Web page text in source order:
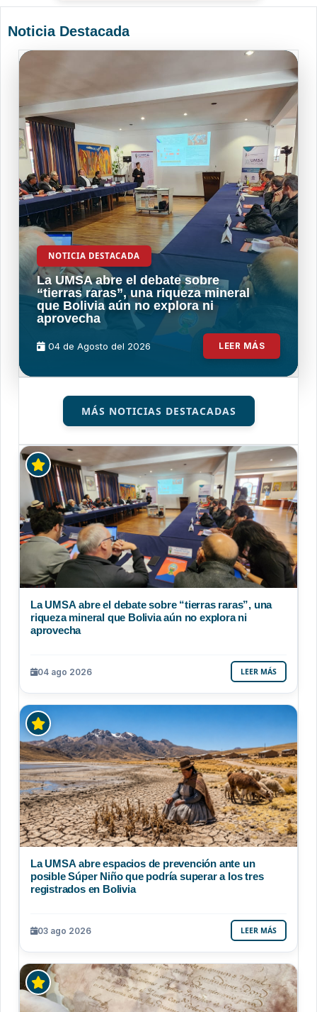
Noticia Destacada
NOTICIA DESTACADA
La UMSA abre el debate sobre
“tierras raras”, una riqueza mineral
que Bolivia aún no explora ni
aprovecha
04 de Agosto del 2026 LEER MÁS
MÁS NOTICIAS DESTACADAS
La UMSA abre el debate sobre “tierras raras”, una
riqueza mineral que Bolivia aún no explora ni
aprovecha
04 ago 2026 LEER MÁS
La UMSA abre espacios de prevención ante un
posible Súper Niño que podría superar a los tres
registrados en Bolivia
03 ago 2026 LEER MÁS